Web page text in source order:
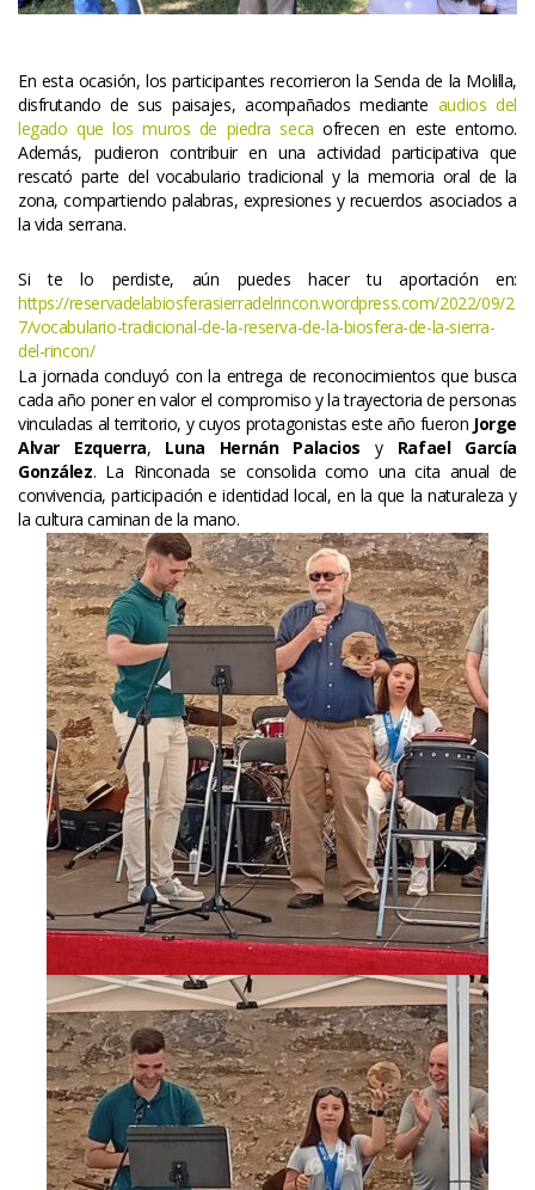
En esta ocasión, los participantes recorrieron la Senda de la Molilla,
disfrutando de sus paisajes, acompañados mediante audios del
legado que los muros de piedra seca ofrecen en este entorno.
Además, pudieron contribuir en una actividad participativa que
rescató parte del vocabulario tradicional y la memoria oral de la
zona, compartiendo palabras, expresiones y recuerdos asociados a
la vida serrana.
Si te lo perdiste, aún puedes hacer tu aportación en:
https://reservadelabiosferasierradelrincon.wordpress.com/2022/09/2
7/vocabulario-tradicional-de-la-reserva-de-la-biosfera-de-la-sierra-
del-rincon/
La jornada concluyó con la entrega de reconocimientos que busca
cada año poner en valor el compromiso y la trayectoria de personas
vinculadas al territorio, y cuyos protagonistas este año fueron Jorge
Alvar Ezquerra, Luna Hernán Palacio y Rafael García
González. La Rinconada se consolida como una cita anual de
convivencia, participación e identidad local, en la que la naturaleza y
la cultura caminan de la mano.